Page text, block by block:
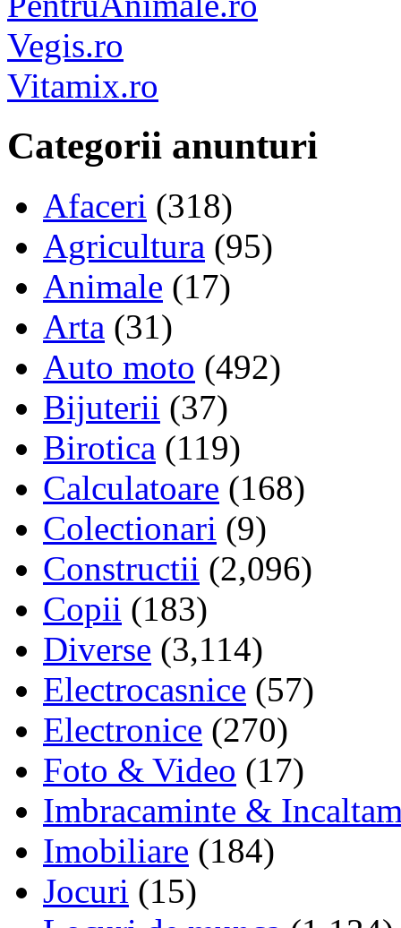
Vegis.ro
Vitamix.ro
Categorii anunturi
Afaceri (318)
Agricultura (95)
Animale (17)
Arta (31)
Auto moto (492)
Bijuterii (37)
Birotica (119)
Calculatoare (168)
Colectionari (9)
Constructii (2,096)
Copii (183)
Diverse (3,114)
Electrocasnice (57)
Electronice (270)
Foto & Video (17)
Imbracaminte &
Imobiliare (184)
Jocuri (15)